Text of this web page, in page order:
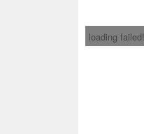
loading failed!